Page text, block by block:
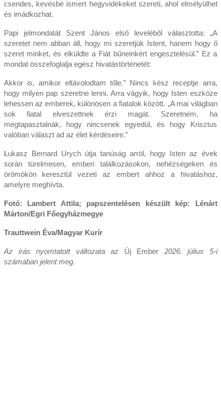
csendes, kevésbé ismert hegyvidékeket szereti, ahol elmélyülhet
és imádkozhat.
Papi jelmondatát Szent János első leveléből választotta: „A
szeretet nem abban áll, hogy mi szeretjük Istent, hanem hogy ő
szeret minket, és elküldte a Fiát bűneinkért engesztelésül.” Ez a
mondat összefoglalja egész hivatástörténetét:
Akkor is, amikor eltávolodtam tőle.” Nincs kész receptje arra,
hogy milyen pap szeretne lenni. Arra vágyik, hogy Isten eszköze
lehessen az emberek, különösen a fiatalok között. „A mai világban
sok fiatal elveszettnek érzi magát. Szeretném, ha
megtapasztalnák, hogy nincsenek egyedül, és hogy Krisztus
valóban választ ad az élet kérdéseire.”
Łukasz Bernard Urych útja tanúság arról, hogy Isten az évek
során türelmesen, emberi találkozásokon, nehézségeken és
örömökön keresztül vezeti az embert ahhoz a hivatáshoz,
amelyre meghívta.
Fotó: Lambert Attila; papszentelésen készült kép: Lénárt
Márton/Egri Főegyházmegye
Trauttwein Éva/Magyar Kurír
Az írás nyomtatott változata az Új Ember 2026. július 5-i
számában jelent meg.